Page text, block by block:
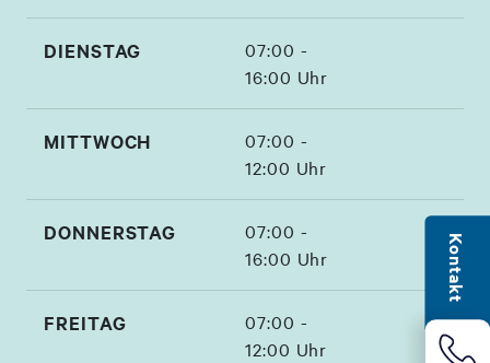
DIENSTAG
07:00 -
16:00 Uhr
MITTWOCH
07:00 -
12:00 Uhr
DONNERSTAG
07:00 -
16:00 Uhr
FREITAG
07:00 -
12:00 Uhr
Kontakt